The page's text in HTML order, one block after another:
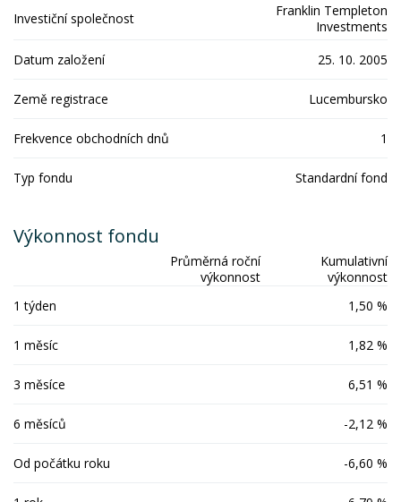
Investiční společnost
Franklin Templeton
Investments
Datum založení
25. 10. 2005
Země registrace Lucembursko
Frekvence obchodních dnů 1
Typ fondu Standardní fond
Výkonnost fondu
Průměrná roční
výkonnost
Kumulativní
výkonnost
1 týden
1,50 %
1 měsíc 1,82 %
3 měsíce 6,51 %
6 měsíců -2,12 %
Od počátku roku -6,60 %